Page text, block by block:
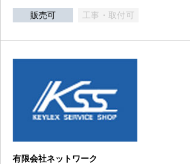
販売可 工事・取付可
有限会社ネットワーク